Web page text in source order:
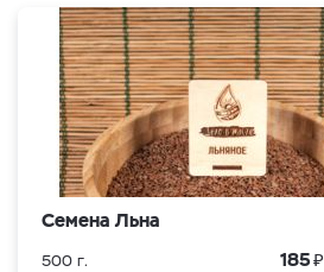
Семена Льна
500 г. 185₽